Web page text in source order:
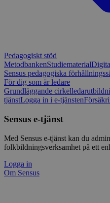
Pedagogiskt stöd
MetodbankenStudiematerial
Sensus pedagogiska
För dig som är ledare
Grundläggande
tjänstLogga in i e-tjänsten
Sensus e-tjänst
Med Sensus e-tjänst kan du
folkbildningsverksamhet på ett
Logga in
Om Sensus